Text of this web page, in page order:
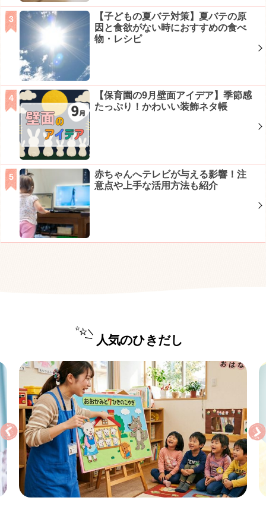
【子どもの夏バテ対策】夏バテの原
因と食欲がない時におすすめの食べ
物・レシピ
【保育園の9月壁面アイデア】季節感
たっぷり！かわいい装飾ネタ帳
赤ちゃんへテレビが与える影響！注
意点や上手な活用方法も紹介
人気のひきだし